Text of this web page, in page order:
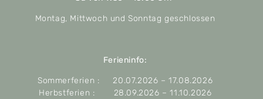
Montag, Mittwoch und Sonntag geschlossen
Ferieninfo:
Sommerferien : 20.07.2026 – 17.08.2026
Herbstferien : 28.09.2026 – 11.10.2026